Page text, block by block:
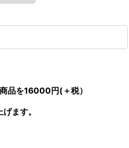
品を16000円(＋税）
ます。